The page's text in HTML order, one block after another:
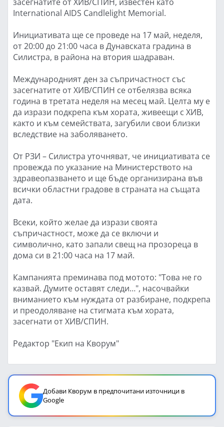
International AIDS Candlelight Memorial.
Инициативата ще се проведе на 17 май, неделя,
от 20:00 до 21:00 часа в Дунавската градина в
Силистра, в района на втория шадраван.
Международният ден за съпричастност със
засегнатите от ХИВ/СПИН се отбелязва всяка
година в третата неделя на месец май. Целта му е
да изрази подкрепа към хората, живеещи с ХИВ,
както и към семействата, загубили свои близки
вследствие на заболяването.
От РЗИ – Силистра уточняват, че инициативата се
провежда по указание на Министерството на
здравеопазването и ще бъде организирана във
всички областни градове в страната на същата
дата.
Всеки, който желае да изрази своята
съпричастност, може да се включи и
символично, като запали свещ на прозореца в
дома си в 21:00 часа на 17 май.
Кампанията преминава под мотото: "Това не го
казвай. Думите оставят следи…", насочвайки
вниманието към нуждата от разбиране, подкрепа
и преодоляване на стигмата към хората,
засегнати от ХИВ/СПИН.
Редактор "Екип на Кворум"
Добави Кворум в предпочитани източници в
Google